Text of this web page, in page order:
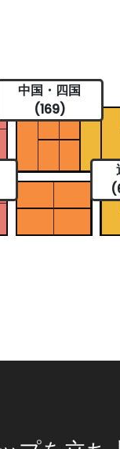
中国・四国
(169)